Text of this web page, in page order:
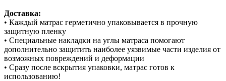
Доставка:
• Каждый матрас герметично упаковывается в прочную
защитную пленку
• Специальные накладки на углы матраса помогают
дополнительно защитить наиболее уязвимые части изделия от
возможных повреждений и деформации
• Сразу после вскрытия упаковки, матрас готов к
использованию!